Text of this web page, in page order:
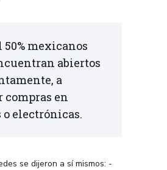
50% mexicanos
abiertos
a
compras en
o electrónicas.
se dijeron a sí mismos: -